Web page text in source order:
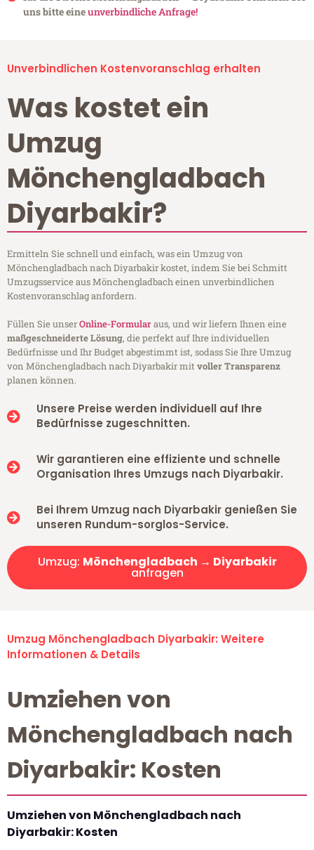
uns bitte eineunverbindliche Anfrage!
Unverbindlichen Kostenvoranschlag erhalten
Was kostet ein
Umzug
Mönchengladbach
Diyarbakir?
Ermitteln Sie schnell und einfach, was ein Umzug von
Mönchengladbach nach Diyarbakir kostet, indem Sie bei Schmitt
Umzugsservice aus Mönchengladbach einen unverbindlichen
Kostenvoranschlag anfordern.
Füllen Sie unserOnline-Formularaus, und wir liefern Ihnen eine
maßgeschneiderte Lösung, die perfekt auf Ihre individuellen
Bedürfnisse und Ihr Budget abgestimmt ist, sodass Sie Ihre Umzug
von Mönchengladbach nach Diyarbakir mitvoller Transparenz
planen können.
Unsere Preise werden individuell auf Ihre
Bedürfnisse zugeschnitten.
Wir garantieren eine effiziente und schnelle
Organisation Ihres Umzugs nach Diyarbakir.
Bei Ihrem Umzug nach Diyarbakir genießen Sie
unseren Rundum-sorglos-Service.
Umzug: Mönchengladbach → Diyarbakir
anfragen
Umzug Mönchengladbach Diyarbakir: Weitere
Informationen & Details
Umziehen von
Mönchengladbach nach
Diyarbakir: Kosten
Umziehen von Mönchengladbach nach
Diyarbakir: Kosten